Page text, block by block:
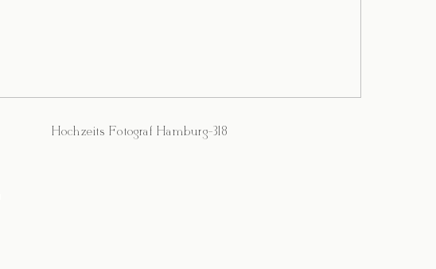
Hochzeits Fotograf Hamburg-318